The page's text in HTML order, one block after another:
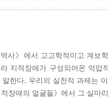
여성을 정신박약을 확산시킬
서 ‘우리’와 ‘그들’을 나눴다
여성운동의 정치적 주장을 뒷받
애를 둘러싼 문제에 관심을 가
애를 둘러싼 기존의 담론을 날
학의 교차점에서 지적장애를 사
사회에서 몰아내야 할 ‘악몽’이
사》에서 고고학적이고 계보
지적장애가 구성되어온 억압
말한다. 우리의 실천적 과제는
장애의 얼굴들》에서 그 실마